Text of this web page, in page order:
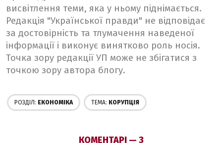
висвітлення теми, яка у ньому піднімається.
Редакція "Української правди" не відповідає
за достовірність та тлумачення наведеної
інформації і виконує винятково роль носія.
Точка зору редакції УП може не збігатися з
точкою зору автора блогу.
РОЗДІЛ: ЕКОНОМІКА ТЕМА: КОРУПЦІЯ
КОМЕНТАРІ — 3